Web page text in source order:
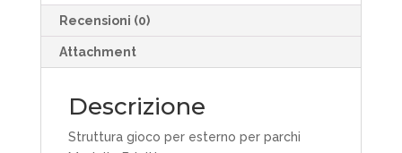
Recensioni (0)
Attachment
Descrizione
Struttura gioco per esterno per parchi